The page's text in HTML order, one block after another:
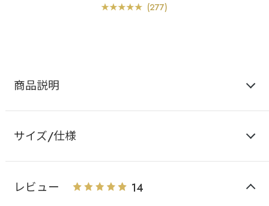
(277)
商品説明
サイズ/仕様
レビュー 14